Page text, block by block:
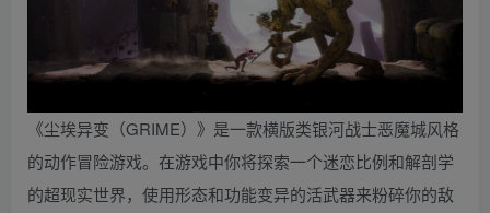
《尘埃异变（GRIME）》是一款横版类银河战士恶魔城风格
的动作冒险游戏。在游戏中你将探索一个迷恋比例和解剖学
的超现实世界，使用形态和功能变异的活武器来粉碎你的敌